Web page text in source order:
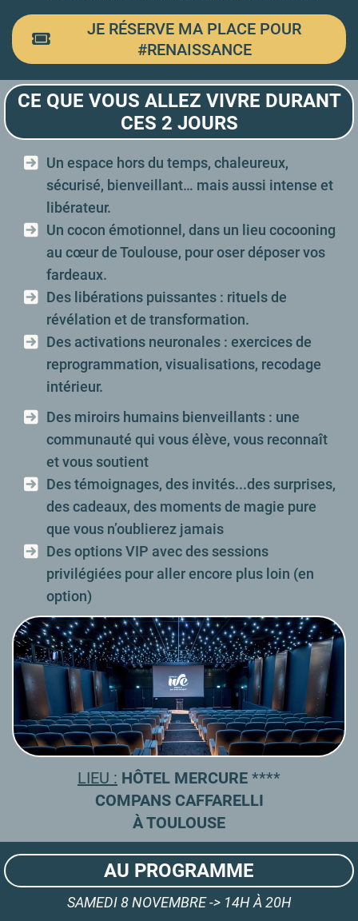
JE RÉSERVE MA PLACE POUR
#RENAISSANCE
CE QUE VOUS ALLEZ VIVRE DURANT
CES 2 JOURS
Un espace hors du temps, chaleureux,
sécurisé, bienveillant… mais aussi intense et
libérateur.
Un cocon émotionnel, dans un lieu cocooning
au cœur de Toulouse, pour oser déposer vos
fardeaux.
Des libérations puissantes : rituels de
révélation et de transformation.
Des activations neuronales : exercices de
reprogrammation, visualisations, recodage
intérieur.
Des miroirs humains bienveillants : une
communauté qui vous élève, vous reconnaît
et vous soutient
Des témoignages, des invités...des surprises,
des cadeaux, des moments de magie pure
que vous n’oublierez jamais
Des options VIP avec des sessions
privilégiées pour aller encore plus loin (en
option)
LIEU : HÔTEL MERCURE ****
COMPANS CAFFARELLI
À TOULOUSE
AU PROGRAMME
SAMEDI 8 NOVEMBRE -> 14H À 20H